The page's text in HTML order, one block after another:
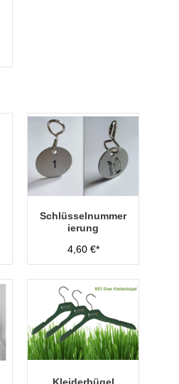
Schlüsselnummer
ierung
4,60 €*